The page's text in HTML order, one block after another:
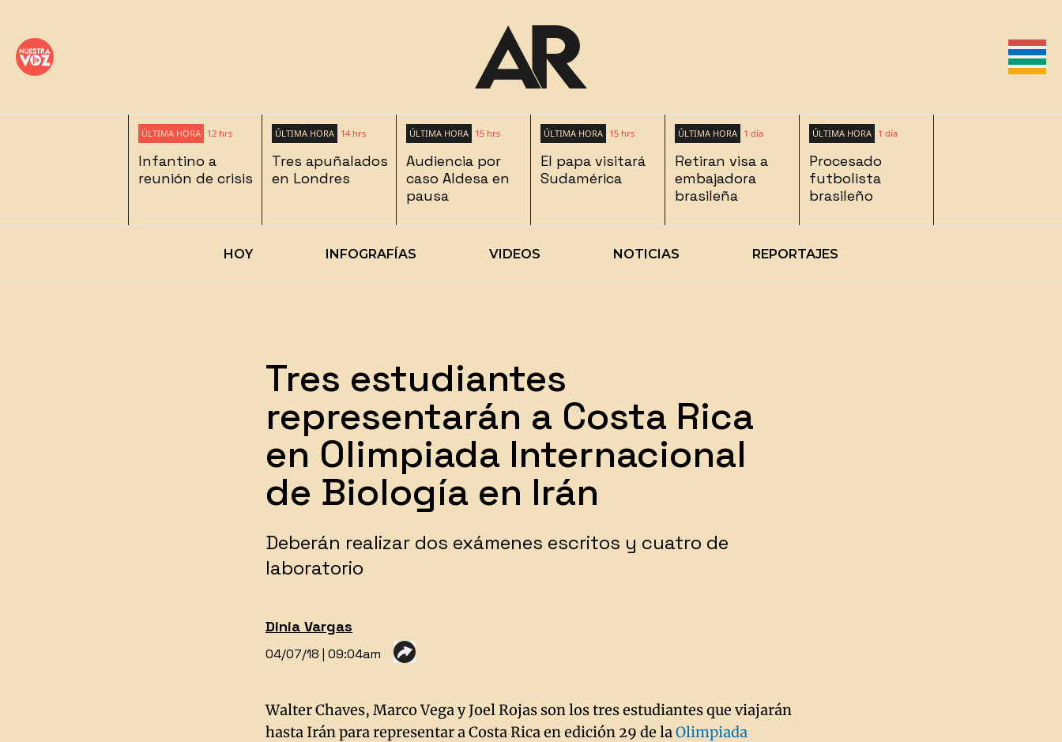
ÚLTIMA HORA 12 hrs
Infantino a
reunión de crisis
ÚLTIMA HORA 14 hrs
Tres apuñalados
en Londres
ÚLTIMA HORA 15 hrs
Audiencia por
caso Aldesa en
pausa
ÚLTIMA HORA 15 hrs
El papa visitará
Sudamérica
ÚLTIMA HORA 1 día
Retiran visa a
embajadora
brasileña
ÚLTIMA HORA 1 día
Procesado
futbolista
brasileño
HOY INFOGRAFÍAS VIDEOS NOTICIAS REPORTAJES
Tres estudiantes
representarán a Costa Rica
en Olimpiada Internacional
de Biología en Irán
Deberán realizar ​dos exámenes escritos y cuatro de
laboratorio
Dinia Vargas
04/07/18 | 09:04am
Walter Chaves, Marco Vega y Joel Rojas son los tres estudiantes que viajarán
hasta Irán para representar a Costa Rica en edición 29 de laOlimpiada